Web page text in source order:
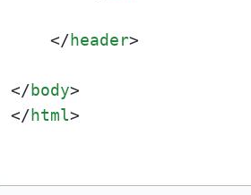
</header>
</body>
</html>